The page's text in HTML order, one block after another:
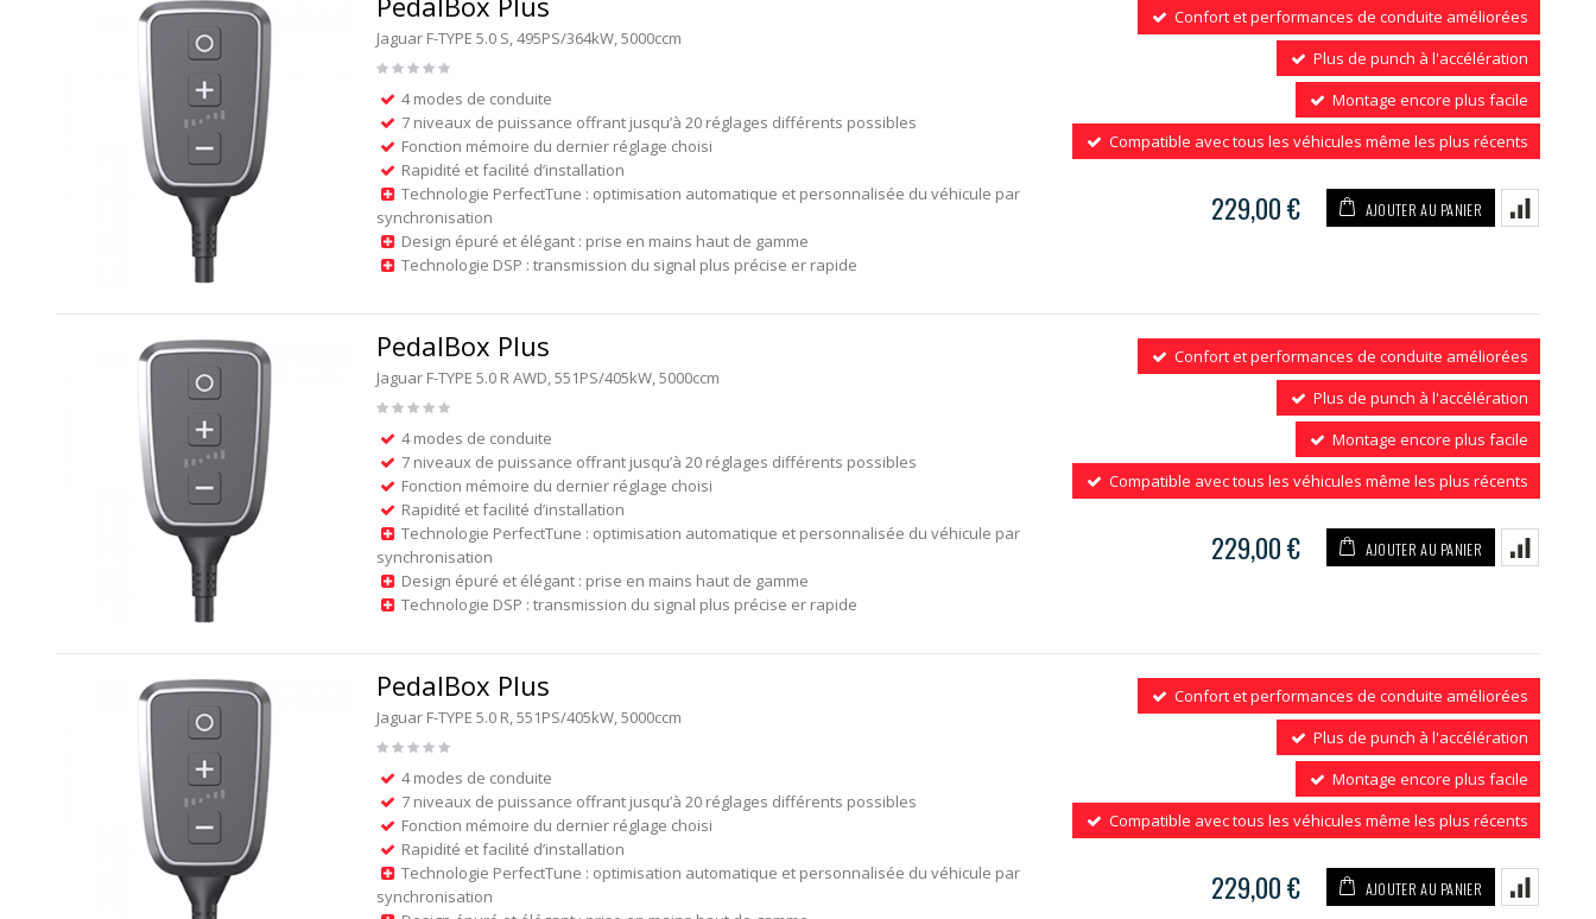
Jaguar F-TYPE 5.0 S, 495PS/364kW, 5000ccm
4 modes de conduite
7 niveaux de puissance offrant jusqu’à 20 réglages différents possibles
Fonction mémoire du dernier réglage choisi
Rapidité et facilité d’installation
Technologie PerfectTune : optimisation automatique et personnalisée du véhicule par
synchronisation
Design épuré et élégant : prise en mains haut de gamme
Technologie DSP : transmission du signal plus précise er rapide
Confort et performances de conduite améliorées
Plus de punch à l'accélération
Montage encore plus facile
Compatible avec tous les véhicules même les plus récents
229,00 € AJOUTER AU PANIER
PedalBox Plus
Jaguar F-TYPE 5.0 R AWD, 551PS/405kW, 5000ccm
4 modes de conduite
7 niveaux de puissance offrant jusqu’à 20 réglages différents possibles
Fonction mémoire du dernier réglage choisi
Rapidité et facilité d’installation
Technologie PerfectTune : optimisation automatique et personnalisée du véhicule par
synchronisation
Design épuré et élégant : prise en mains haut de gamme
Technologie DSP : transmission du signal plus précise er rapide
Confort et performances de conduite améliorées
Plus de punch à l'accélération
Montage encore plus facile
Compatible avec tous les véhicules même les plus récents
229,00 € AJOUTER AU PANIER
PedalBox Plus
Jaguar F-TYPE 5.0 R, 551PS/405kW, 5000ccm
4 modes de conduite
7 niveaux de puissance offrant jusqu’à 20 réglages différents possibles
Fonction mémoire du dernier réglage choisi
Rapidité et facilité d’installation
Technologie PerfectTune : optimisation automatique et personnalisée du véhicule par
synchronisation
Confort et performances de conduite améliorées
Plus de punch à l'accélération
Montage encore plus facile
Compatible avec tous les véhicules même les plus récents
229,00 € AJOUTER AU PANIER